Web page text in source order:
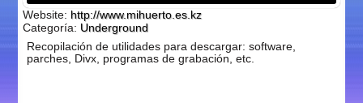
Website: http://www.mihuerto.es.kz
Categoría: Underground
Recopilación de utilidades para descargar: software,
parches, Divx, programas de grabación, etc.